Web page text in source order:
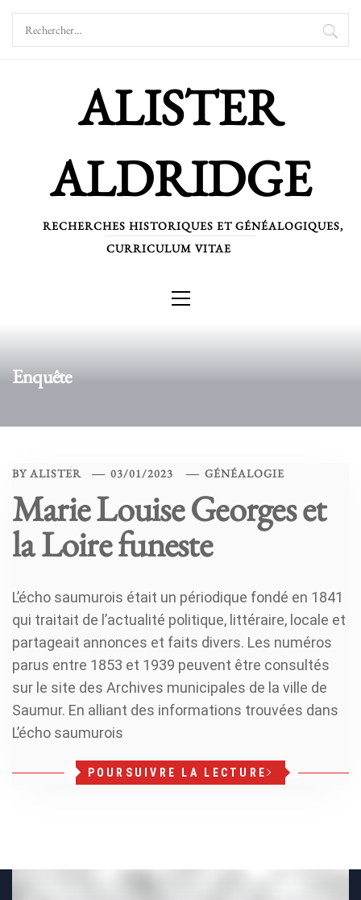
Skip
Rechercher :
ALISTER
ALDRIDGE
RECHERCHES HISTORIQUES ET GÉNÉALOGIQUES,
CURRICULUM VITAE
Menu
Enquête
BY ALISTER 03/01/2023 GÉNÉALOGIE
Marie Louise Georges et
la Loire funeste
L’écho saumurois était un périodique fondé en 1841
qui traitait de l’actualité politique, littéraire, locale et
partageait annonces et faits divers. Les numéros
parus entre 1853 et 1939 peuvent être consultés
sur le site des Archives municipales de la ville de
Saumur. En alliant des informations trouvées dans
L’écho saumurois
POURSUIVRE LA LECTURE